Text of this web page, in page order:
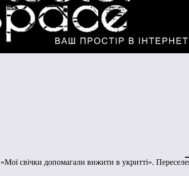
«Мої свічки допомагали вижити в укритті».